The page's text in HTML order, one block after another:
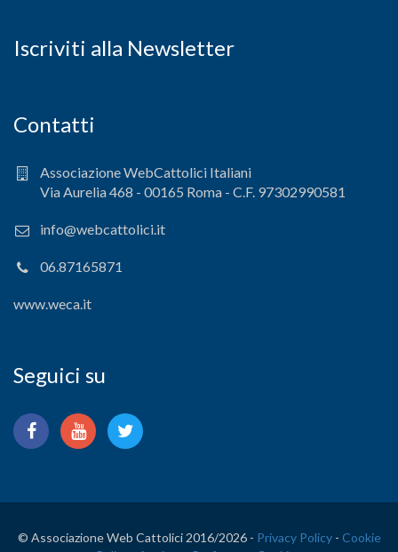
Iscriviti alla Newsletter
Contatti
Associazione WebCattolici Italiani
Via Aurelia 468 - 00165 Roma - C.F. 97302990581
info@webcattolici.it
06.87165871
www.weca.it
Seguici su
© Associazione Web Cattolici 2016/2026 - Privacy Policy- Cookie